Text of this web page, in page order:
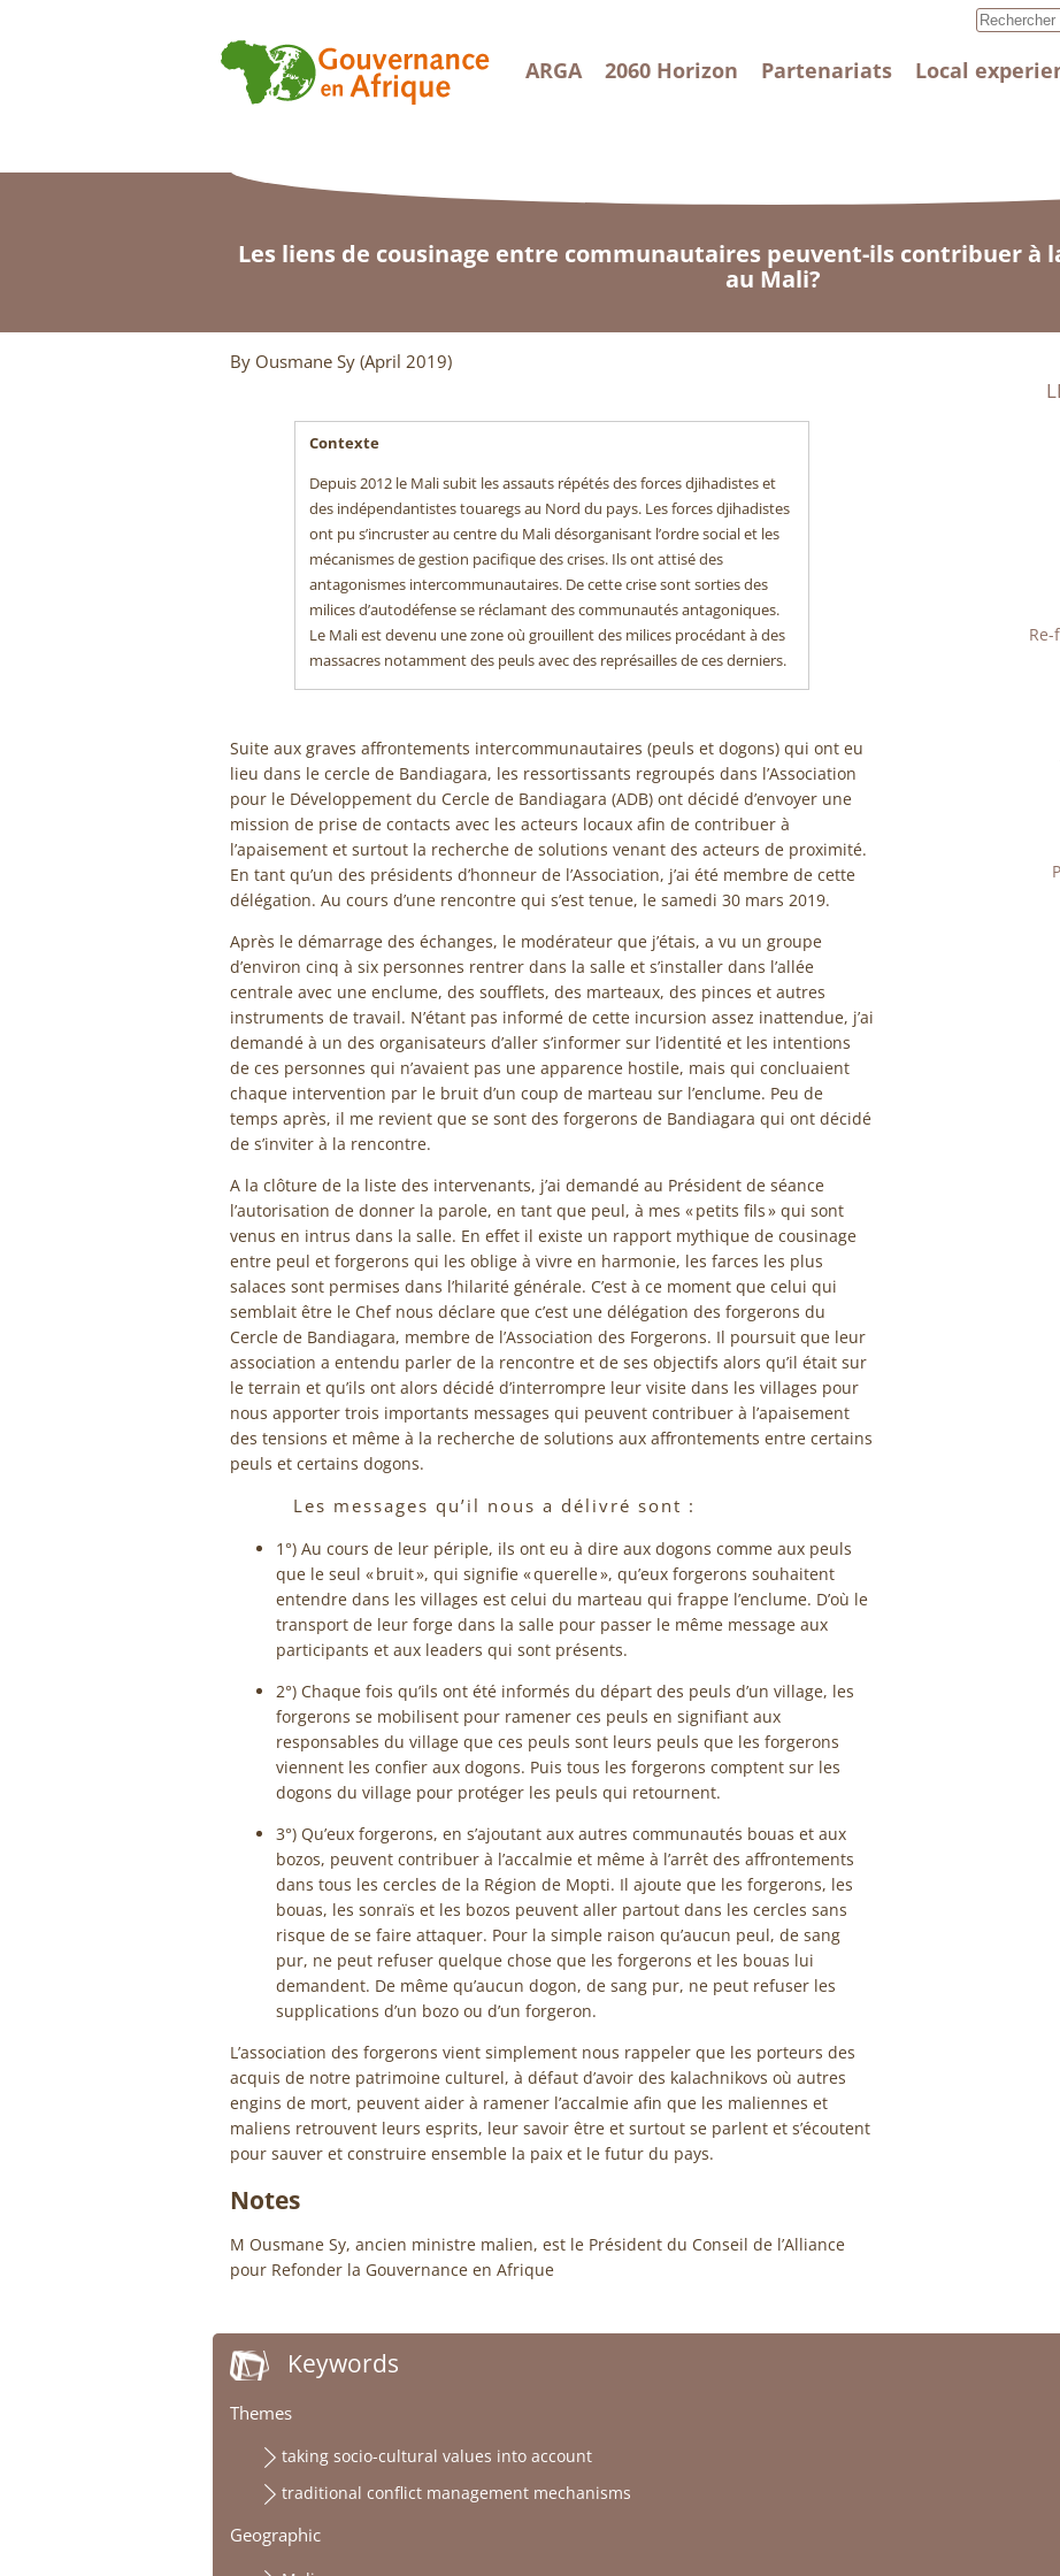
ARGA 2060 Horizon Partenariats Local
Les liens de cousinage entre communautaires peuvent-ils contribuer à
au Mali?
By Ousmane Sy (April 2019)
Contexte
Depuis 2012 le Mali subit les assauts répétés des forces djihadistes et
des indépendantistes touaregs au Nord du pays. Les forces djihadistes
ont pu s’incruster au centre du Mali désorganisant l’ordre social et les
mécanismes de gestion pacifique des crises. Ils ont attisé des
antagonismes intercommunautaires. De cette crise sont sorties des
milices d’autodéfense se réclamant des communautés antagoniques.
Le Mali est devenu une zone où grouillent des milices procédant à des
massacres notamment des peuls avec des représailles de ces derniers.
Suite aux graves affrontements intercommunautaires (peuls et dogons) qui ont eu
lieu dans le cercle de Bandiagara, les ressortissants regroupés dans l’Association
pour le Développement du Cercle de Bandiagara (ADB) ont décidé d’envoyer une
mission de prise de contacts avec les acteurs locaux afin de contribuer à
l’apaisement et surtout la recherche de solutions venant des acteurs de proximité.
En tant qu’un des présidents d’honneur de l’Association, j’ai été membre de cette
délégation. Au cours d’une rencontre qui s’est tenue, le samedi 30 mars 2019.
Après le démarrage des échanges, le modérateur que j’étais, a vu un groupe
d’environ cinq à six personnes rentrer dans la salle et s’installer dans l’allée
centrale avec une enclume, des soufflets, des marteaux, des pinces et autres
instruments de travail. N’étant pas informé de cette incursion assez inattendue, j’ai
demandé à un des organisateurs d’aller s’informer sur l’identité et les intentions
de ces personnes qui n’avaient pas une apparence hostile, mais qui concluaient
chaque intervention par le bruit d’un coup de marteau sur l’enclume. Peu de
temps après, il me revient que se sont des forgerons de Bandiagara qui ont décidé
de s’inviter à la rencontre.
A la clôture de la liste des intervenants, j’ai demandé au Président de séance
l’autorisation de donner la parole, en tant que peul, à mes « petits fils » qui sont
venus en intrus dans la salle. En effet il existe un rapport mythique de cousinage
entre peul et forgerons qui les oblige à vivre en harmonie, les farces les plus
salaces sont permises dans l’hilarité générale. C’est à ce moment que celui qui
semblait être le Chef nous déclare que c’est une délégation des forgerons du
Cercle de Bandiagara, membre de l’Association des Forgerons. Il poursuit que leur
association a entendu parler de la rencontre et de ses objectifs alors qu’il était sur
le terrain et qu’ils ont alors décidé d’interrompre leur visite dans les villages pour
nous apporter trois importants messages qui peuvent contribuer à l’apaisement
des tensions et même à la recherche de solutions aux affrontements entre certains
peuls et certains dogons.
Les messages qu’il nous a délivré sont :
1°) Au cours de leur périple, ils ont eu à dire aux dogons comme aux peuls
que le seul « bruit », qui signifie « querelle », qu’eux forgerons souhaitent
entendre dans les villages est celui du marteau qui frappe l’enclume. D’où le
transport de leur forge dans la salle pour passer le même message aux
participants et aux leaders qui sont présents.
2°) Chaque fois qu’ils ont été informés du départ des peuls d’un village, les
forgerons se mobilisent pour ramener ces peuls en signifiant aux
responsables du village que ces peuls sont leurs peuls que les forgerons
viennent les confier aux dogons. Puis tous les forgerons comptent sur les
dogons du village pour protéger les peuls qui retournent.
3°) Qu’eux forgerons, en s’ajoutant aux autres communautés bouas et aux
bozos, peuvent contribuer à l’accalmie et même à l’arrêt des affrontements
dans tous les cercles de la Région de Mopti. Il ajoute que les forgerons, les
bouas, les sonraïs et les bozos peuvent aller partout dans les cercles sans
risque de se faire attaquer. Pour la simple raison qu’aucun peul, de sang
pur, ne peut refuser quelque chose que les forgerons et les bouas lui
demandent. De même qu’aucun dogon, de sang pur, ne peut refuser les
supplications d’un bozo ou d’un forgeron.
L’association des forgerons vient simplement nous rappeler que les porteurs des
acquis de notre patrimoine culturel, à défaut d’avoir des kalachnikovs où autres
engins de mort, peuvent aider à ramener l’accalmie afin que les maliennes et
maliens retrouvent leurs esprits, leur savoir être et surtout se parlent et s’écoutent
pour sauver et construire ensemble la paix et le futur du pays.
Notes
M Ousmane Sy, ancien ministre malien, est le Président du Conseil de l’Alliance
pour Refonder la Gouvernance en Afrique
Keywords
Themes
taking socio-cultural values into account
traditional conflict management mechanisms
Geographic